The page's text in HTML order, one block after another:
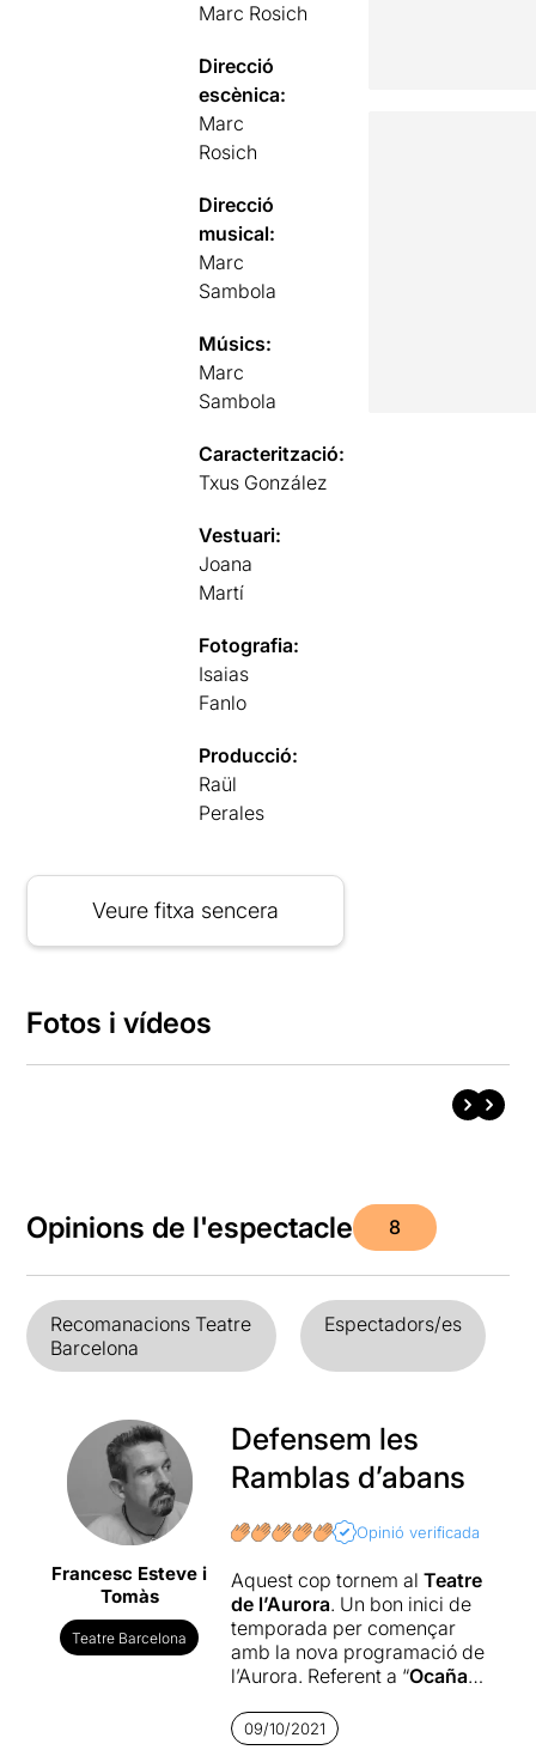
Marc Rosich
Direcció
escènica:
Marc
Rosich
Direcció
musical:
Marc
Sambola
Músics:
Marc
Sambola
Caracterització:
Txus González
Vestuari:
Joana
Martí
Fotografia:
Isaias
Fanlo
Producció:
Raül
Perales
Veure fitxa sencera
Fotos i vídeos
Opinions de l'espectacle 8
Recomanacions Teatre
Barcelona
Espectadors/es
Francesc Esteve i
Tomàs
Teatre Barcelona
Defensem les
Ramblas d’abans
Opinió verificada
Aquest cop tornem al Teatre
de l’Aurora. Un bon inici de
temporada per començar
amb la nova programació de
l’Aurora. Referent a “Ocaña,
vaig veure al Goethe Institut
de Barcelona quan encara
09/10/2021